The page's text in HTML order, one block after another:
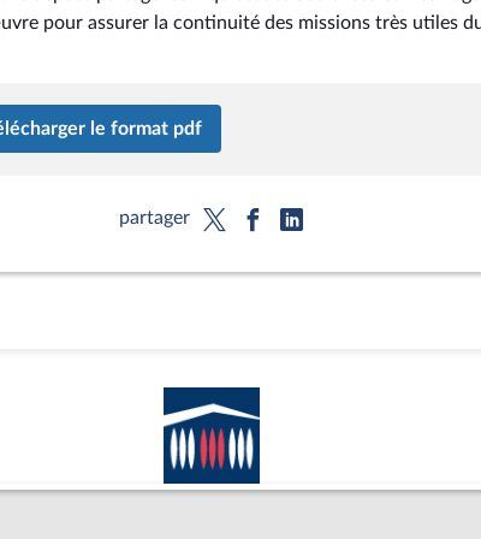
pour assurer la continuité des missions très utiles
le format pdf
partager